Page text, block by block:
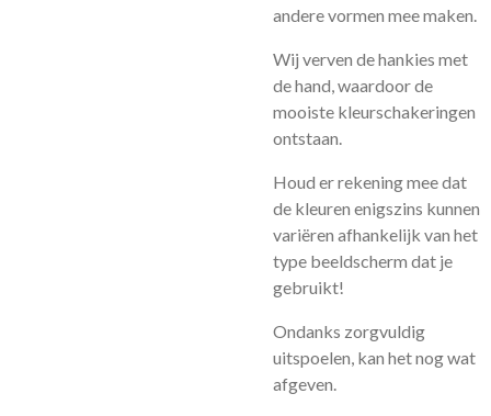
andere vormen mee maken.
Wij verven de hankies met
de hand, waardoor de
mooiste kleurschakeringen
ontstaan.
Houd er rekening mee dat
de kleuren enigszins kunnen
variëren afhankelijk van het
type beeldscherm dat je
gebruikt!
Ondanks zorgvuldig
uitspoelen, kan het nog wat
afgeven.